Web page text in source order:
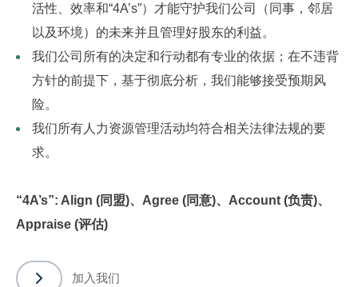
活性、效率和“4A’s”）才能守护我们公司（同事，邻居
以及环境）的未来并且管理好股东的利益。
我们公司所有的决定和行动都有专业的依据；在不违背
方针的前提下，基于彻底分析，我们能够接受预期风
险。
我们所有人力资源管理活动均符合相关法律法规的要
求。
“4A’s”: Align (同盟)、Agree (同意)、Account (负责)、
Appraise (评估)
加入我们